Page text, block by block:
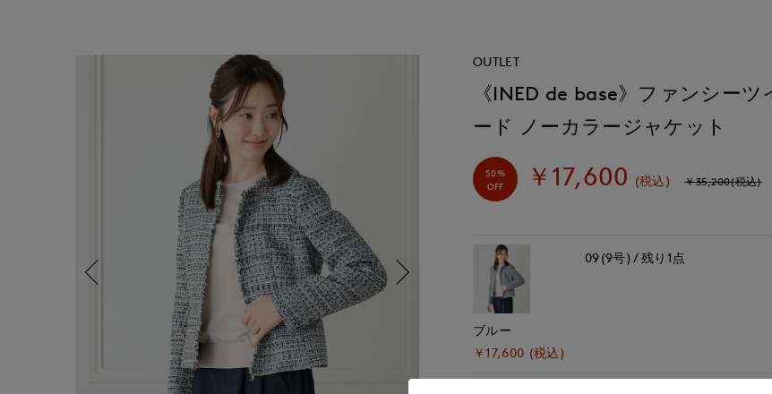
OUTLET
《INED de base》ファンシーツ
ード ノーカラージャケット
50%
OFF
￥17,600 (税込) ￥35,200(税込)
ブルー
￥17,600 (税込)
09(9号) 残り1点